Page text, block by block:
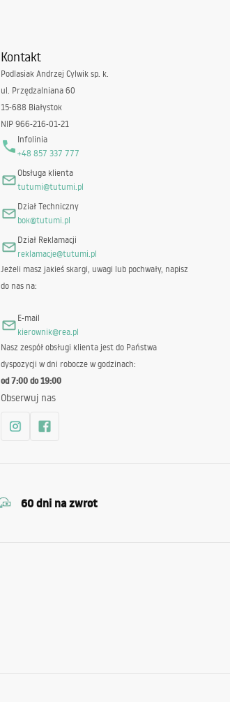
Kontakt
Podlasiak Andrzej Cylwik sp. k.
ul. Przędzalniana 60
15-688 Białystok
NIP 966-216-01-21
Infolinia
+48 857 337 777
Obsługa klienta
tutumi@tutumi.pl
Dział Techniczny
bok@tutumi.pl
Dział Reklamacji
reklamacje@tutumi.pl
Jeżeli masz jakieś skargi, uwagi lub pochwały, napisz
do nas na:
E-mail
kierownik@rea.pl
Nasz zespół obsługi klienta jest do Państwa
dyspozycji w dni robocze w godzinach:
od 7:00 do 19:00
Obserwuj nas
60 dni na zwrot